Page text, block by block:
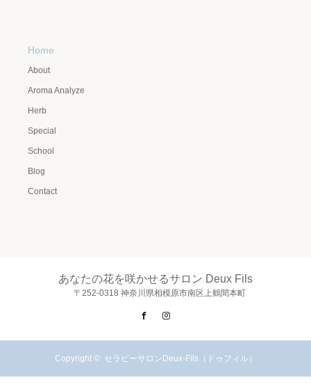
Home
About
Aroma Analyze
Herb
Special
School
Blog
Contact
あなたの花を咲かせるサロン Deux Fils
〒252-0318 神奈川県相模原市南区上鶴間本町
Facebook
Copyright © セラピーサロンDeux-Fils（ドゥフィル）